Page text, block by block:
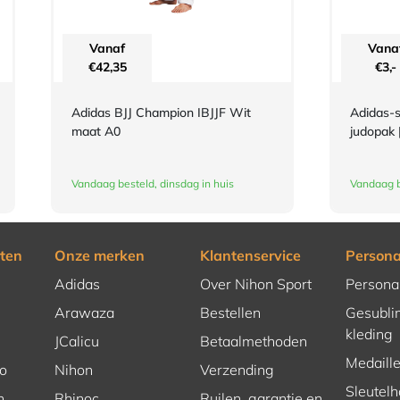
Vanaf
€42,35
Adidas BJJ Champion IBJJF Wit
maat A0
Vandaag besteld, dinsdag in huis
€3,-
Adidas-
judopak
Vandaag
Onze merken
Adidas
Arawaza
JCalicu
Nihon
Klantenservice
Over Nihon Sport
Bestellen
Betaalmethoden
Verzending
kleding